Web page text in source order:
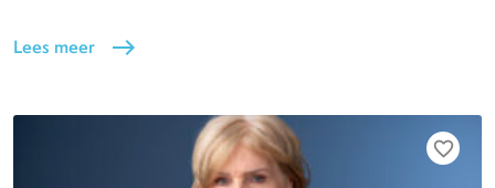
Lees meer east
favorite_border